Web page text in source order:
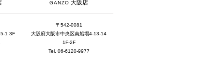
1 3F
GANZO 大阪店
〒542-0081
大阪府大阪市中央区南船場4-13-14
1F-2F
Tel. 06-6120-9977